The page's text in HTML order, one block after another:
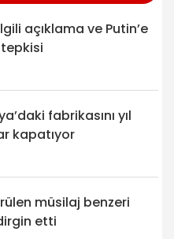
açıklama ve Putin’e
tepkisi
fabrikasını yıl
kapatıyor
müsilaj benzeri
etti